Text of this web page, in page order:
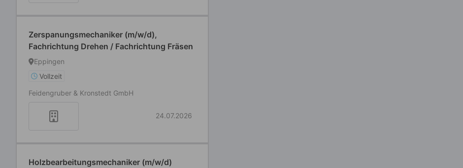
Zerspanungsmechaniker (m/w/d),
Fachrichtung Drehen / Fachrichtung Fräsen
Eppingen
Vollzeit
Feidengruber & Kronstedt GmbH
24.07.2026
Holzbearbeitungsmechaniker (m/w/d)